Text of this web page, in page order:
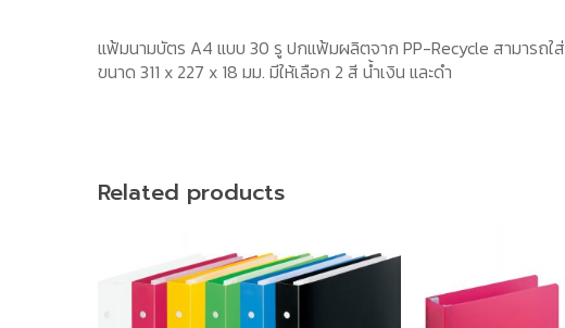
แฟ้มนามบัตร A4 แบบ 30 รู ปกแฟ้มผลิตจาก PP-Recycle สามารถใ
ขนาด 311 x 227 x 18 มม. มีให้เลือก 2 สี น้ำเงิน และดำ
Related products